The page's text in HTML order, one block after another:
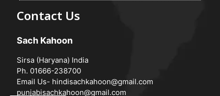
Contact Us
Sach Kahoon
Sirsa (Haryana) India
Ph. 01666-238700
Email Us- hindisachkahoon@gmail.com
punjabisachkahoon@gmail.com